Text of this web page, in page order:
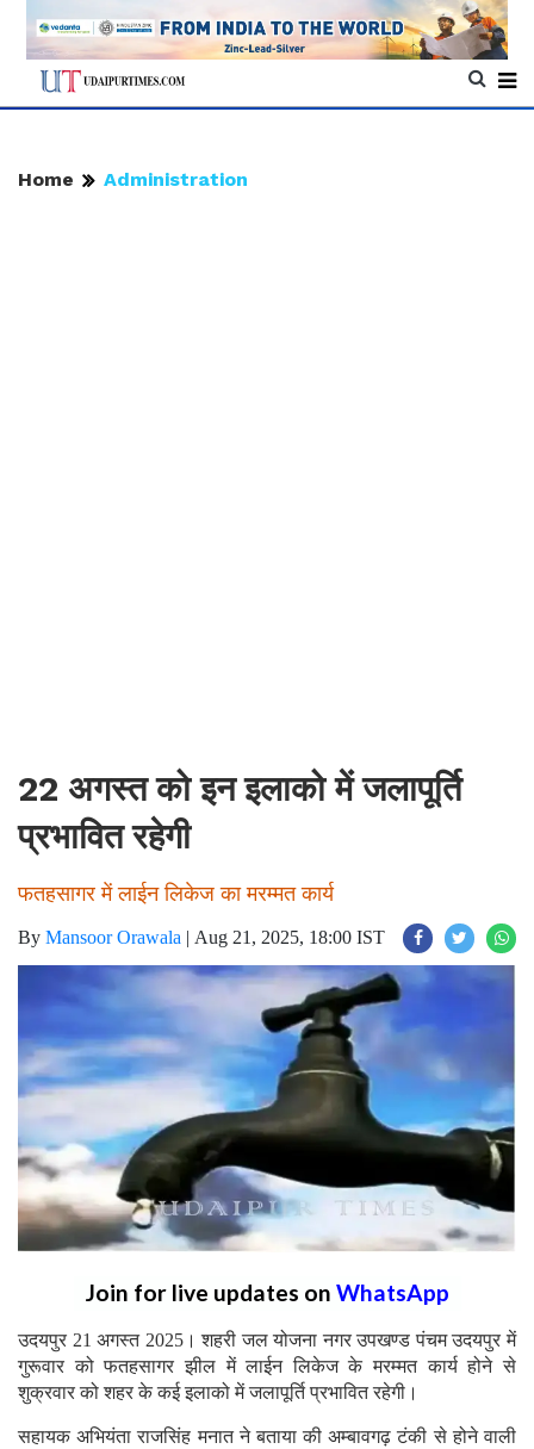
Home Administration
22 अगस्त को इन इलाको में जलापूर्ति
प्रभावित रहेगी
फतहसागर में लाईन लिकेज का मरम्मत कार्य
By Mansoor Orawala | Aug 21, 2025, 18:00 IST
Join for live updates on WhatsApp
उदयपुर 21 अगस्त 2025। शहरी जल योजना नगर उपखण्ड पंचम उदयपुर में
गुरूवार को फतहसागर झील में लाईन लिकेज के मरम्मत कार्य होने से
शुक्रवार को शहर के कई इलाको में जलापूर्ति प्रभावित रहेगी।
सहायक अभियंता राजसिंह मनात ने बताया की अम्बावगढ़ टंकी से होने वाली